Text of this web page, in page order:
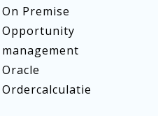
On Premise
Opportunity
management
Oracle
Ordercalculatie